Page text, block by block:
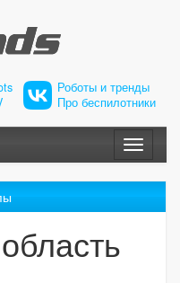
Роботы и тренды
Про беспилотники
Меню